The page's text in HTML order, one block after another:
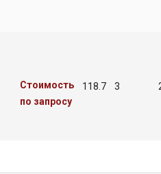
Стоимость
по запросу
118.7 3